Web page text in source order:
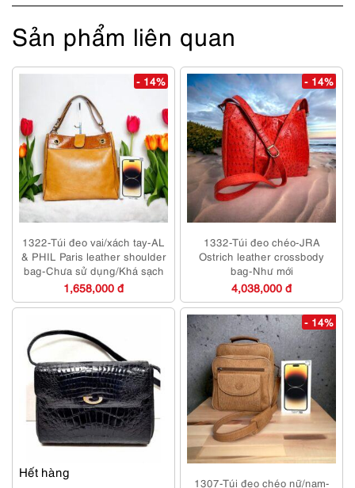
Sản phẩm liên quan
- 14%
1322-Túi đeo vai/xách tay-AL
& PHIL Paris leather shoulder
bag-Chưa sử dụng/Khá sạch
1,658,000 đ
- 14%
1332-Túi đeo chéo-JRA
Ostrich leather crossbody
bag-Như mới
4,038,000 đ
Hết hàng
- 14%
1307-Túi đeo chéo nữ/nam-